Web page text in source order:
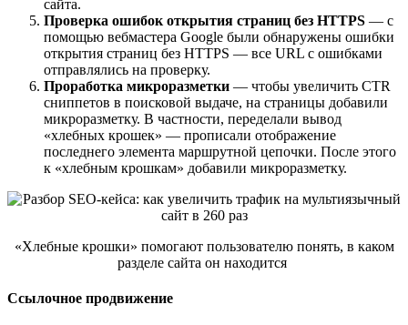
сайта.
Проверка ошибок открытия страниц без HTTPS — с
помощью вебмастера Google были обнаружены ошибки
открытия страниц без HTTPS — все URL с ошибками
отправлялись на проверку.
Проработка микроразметки — чтобы увеличить CTR
сниппетов в поисковой выдаче, на страницы добавили
микроразметку. В частности, переделали вывод
«хлебных крошек» — прописали отображение
последнего элемента маршрутной цепочки. После этого
к «хлебным крошкам» добавили микроразметку.
«Хлебные крошки» помогают пользователю понять, в каком
разделе сайта он находится
Ссылочное продвижение